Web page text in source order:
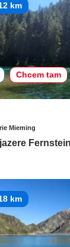
km
Chcem tam
Mieming
km